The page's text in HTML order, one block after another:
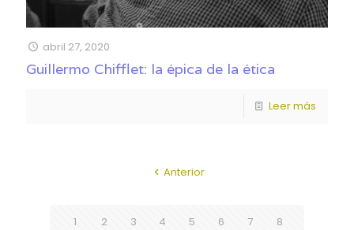
abril 27, 2020
Guillermo Chifflet: la épica de la ética
Leer más
Anterior
1 2 3 4 5 6 7
8